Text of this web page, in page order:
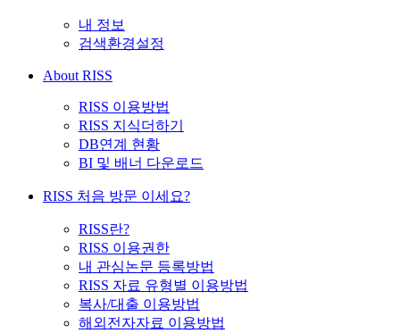
내 정보
검색환경설정
About RISS
RISS 이용방법
RISS 지식더하기
DB연계 현황
BI 및 배너 다운로드
RISS 처음 방문 이세요?
RISS란?
RISS 이용권한
내 관심논문 등록방법
RISS 자료 유형별 이용방법
복사/대출 이용방법
해외전자자료 이용방법